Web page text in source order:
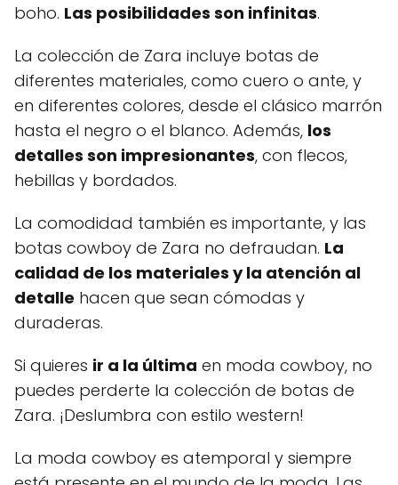
boho. Las posibilidades son infinitas.
La colección de Zara incluye botas de
diferentes materiales, como cuero o ante, y
en diferentes colores, desde el clásico marrón
hasta el negro o el blanco. Además, los
detalles son impresionantes, con flecos,
hebillas y bordados.
La comodidad también es importante, y las
botas cowboy de Zara no defraudan. La
calidad de los materiales y la atención al
detalle hacen que sean cómodas y
duraderas.
Si quieres ir a la última en moda cowboy, no
puedes perderte la colección de botas de
Zara. ¡Deslumbra con estilo western!
La moda cowboy es atemporal y siempre